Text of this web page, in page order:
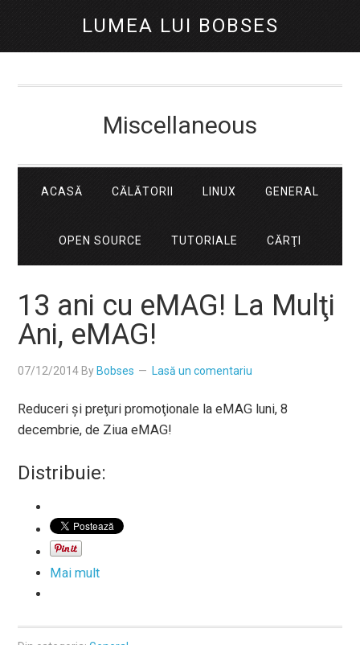
LUMEA LUI BOBSES
Miscellaneous
ACASĂ CĂLĂTORII LINUX GENERAL
OPEN SOURCE TUTORIALE CĂRŢI
13 ani cu eMAG! La Mulţi
Ani, eMAG!
07/12/2014 By Bobses Lasă un comentariu
Reduceri şi preţuri promoţionale la eMAG luni, 8
decembrie, de Ziua eMAG!
Distribuie:
Mai mult